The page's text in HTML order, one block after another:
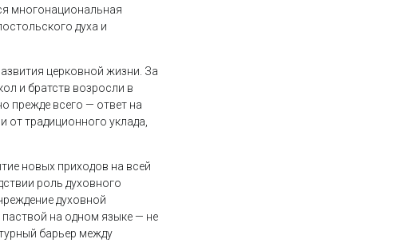
многонациональная
духа и
церковной жизни. За
и братств возросли в
прежде всего — ответ на
традиционного уклада,
новых приходов на всей
роль духовного
духовной
на одном языке — не
барьер между